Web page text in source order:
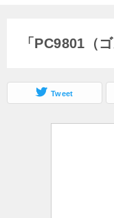
「PC9801（
Tweet